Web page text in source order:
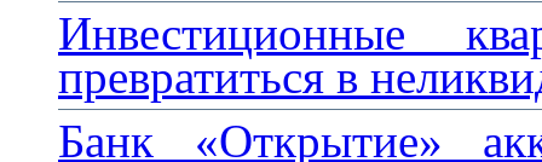
Инвестиционные
превратиться в
Банк «Открытие»